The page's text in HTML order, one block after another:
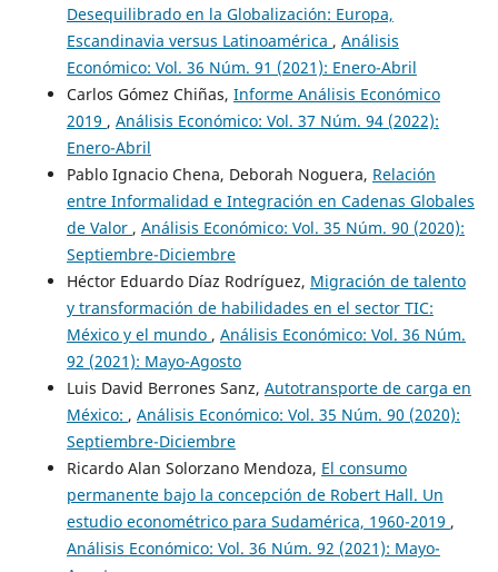
Desequilibrado en la Globalización: Europa,
Escandinavia versus Latinoamérica , Análisis
Económico: Vol. 36 Núm. 91 (2021): Enero-Abril
Carlos Gómez Chiñas, Informe Análisis Económico
2019 , Análisis Económico: Vol. 37 Núm. 94 (2022):
Enero-Abril
Pablo Ignacio Chena, Deborah Noguera, Relación
entre Informalidad e Integración en Cadenas Globales
de Valor , Análisis Económico: Vol. 35 Núm. 90 (2020):
Septiembre-Diciembre
Héctor Eduardo Díaz Rodríguez, Migración de talento
y transformación de habilidades en el sector TIC:
México y el mundo , Análisis Económico: Vol. 36 Núm.
92 (2021): Mayo-Agosto
Luis David Berrones Sanz, Autotransporte de carga en
México: , Análisis Económico: Vol. 35 Núm. 90 (2020):
Septiembre-Diciembre
Ricardo Alan Solorzano Mendoza, El consumo
permanente bajo la concepción de Robert Hall. Un
estudio econométrico para Sudamérica, 1960-2019 ,
Análisis Económico: Vol. 36 Núm. 92 (2021): Mayo-